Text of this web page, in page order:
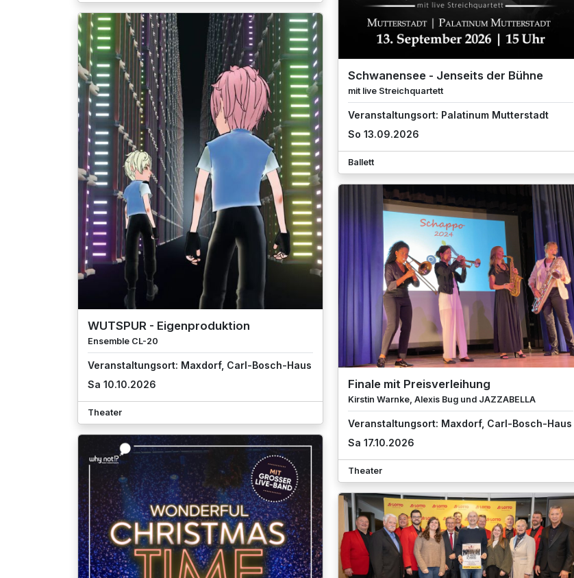
Schwanensee - Jenseits der Bühne
mit live Streichquartett
Veranstaltungsort: Palatinum Mutterstadt
So 13.09.2026
Ballett
WUTSPUR - Eigenproduktion
Ensemble CL-20
Veranstaltungsort: Maxdorf, Carl-Bosch-Haus
Sa 10.10.2026
Theater
Finale mit Preisverleihung
Kirstin Warnke, Alexis Bug und JAZZABELLA
Veranstaltungsort: Maxdorf, Carl-Bosch-Haus
Sa 17.10.2026
Theater